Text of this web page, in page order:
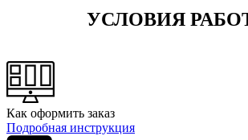
УСЛОВИЯ
Как оформить заказ
Подробная инструкция